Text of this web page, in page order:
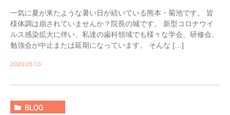
一気に夏が来たような暑い日が続いている熊本・菊池です。 皆
様体調は崩されていませんか？院長の城です。 新型コロナウイ
ルス感染拡大に伴い、私達の歯科領域でも様々な学会、研修会、
勉強会が中止または延期になっています。 そんな […]
2020.05.10
BLOG